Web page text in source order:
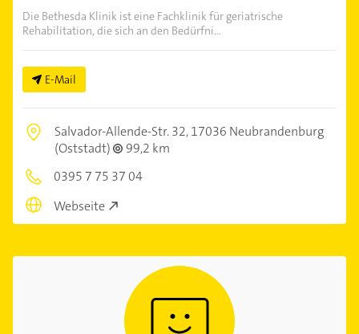
Die Bethesda Klinik ist eine Fachklinik für geriatrische
Rehabilitation, die sich an den Bedürfni...
E-Mail
Salvador-Allende-Str. 32,17036 Neubrandenburg
(Oststadt)
99,2 km
0395 7 75 37 04
Webseite